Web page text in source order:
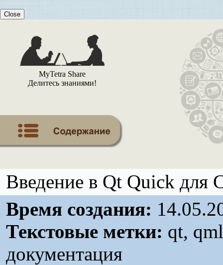
Close
MyTetra Share
Делитесь знаниями!
Введение в Qt Quick для
Время создания:
Текстовые метки: qt,
документация